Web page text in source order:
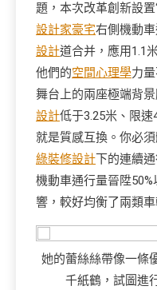
題，本次改革創新設置
設計家豪宅右側機動
設計道合并，應用1.1
他們的空間心理學力
舞台上的兩座極端背
設計低于3.25米、限
就是質感互換。你必
綠裝修設計下的連續
機動車通行量晉陞
響，較好均衡了兩類
她的蕾絲絲帶像一條
千紙鶴，試圖進